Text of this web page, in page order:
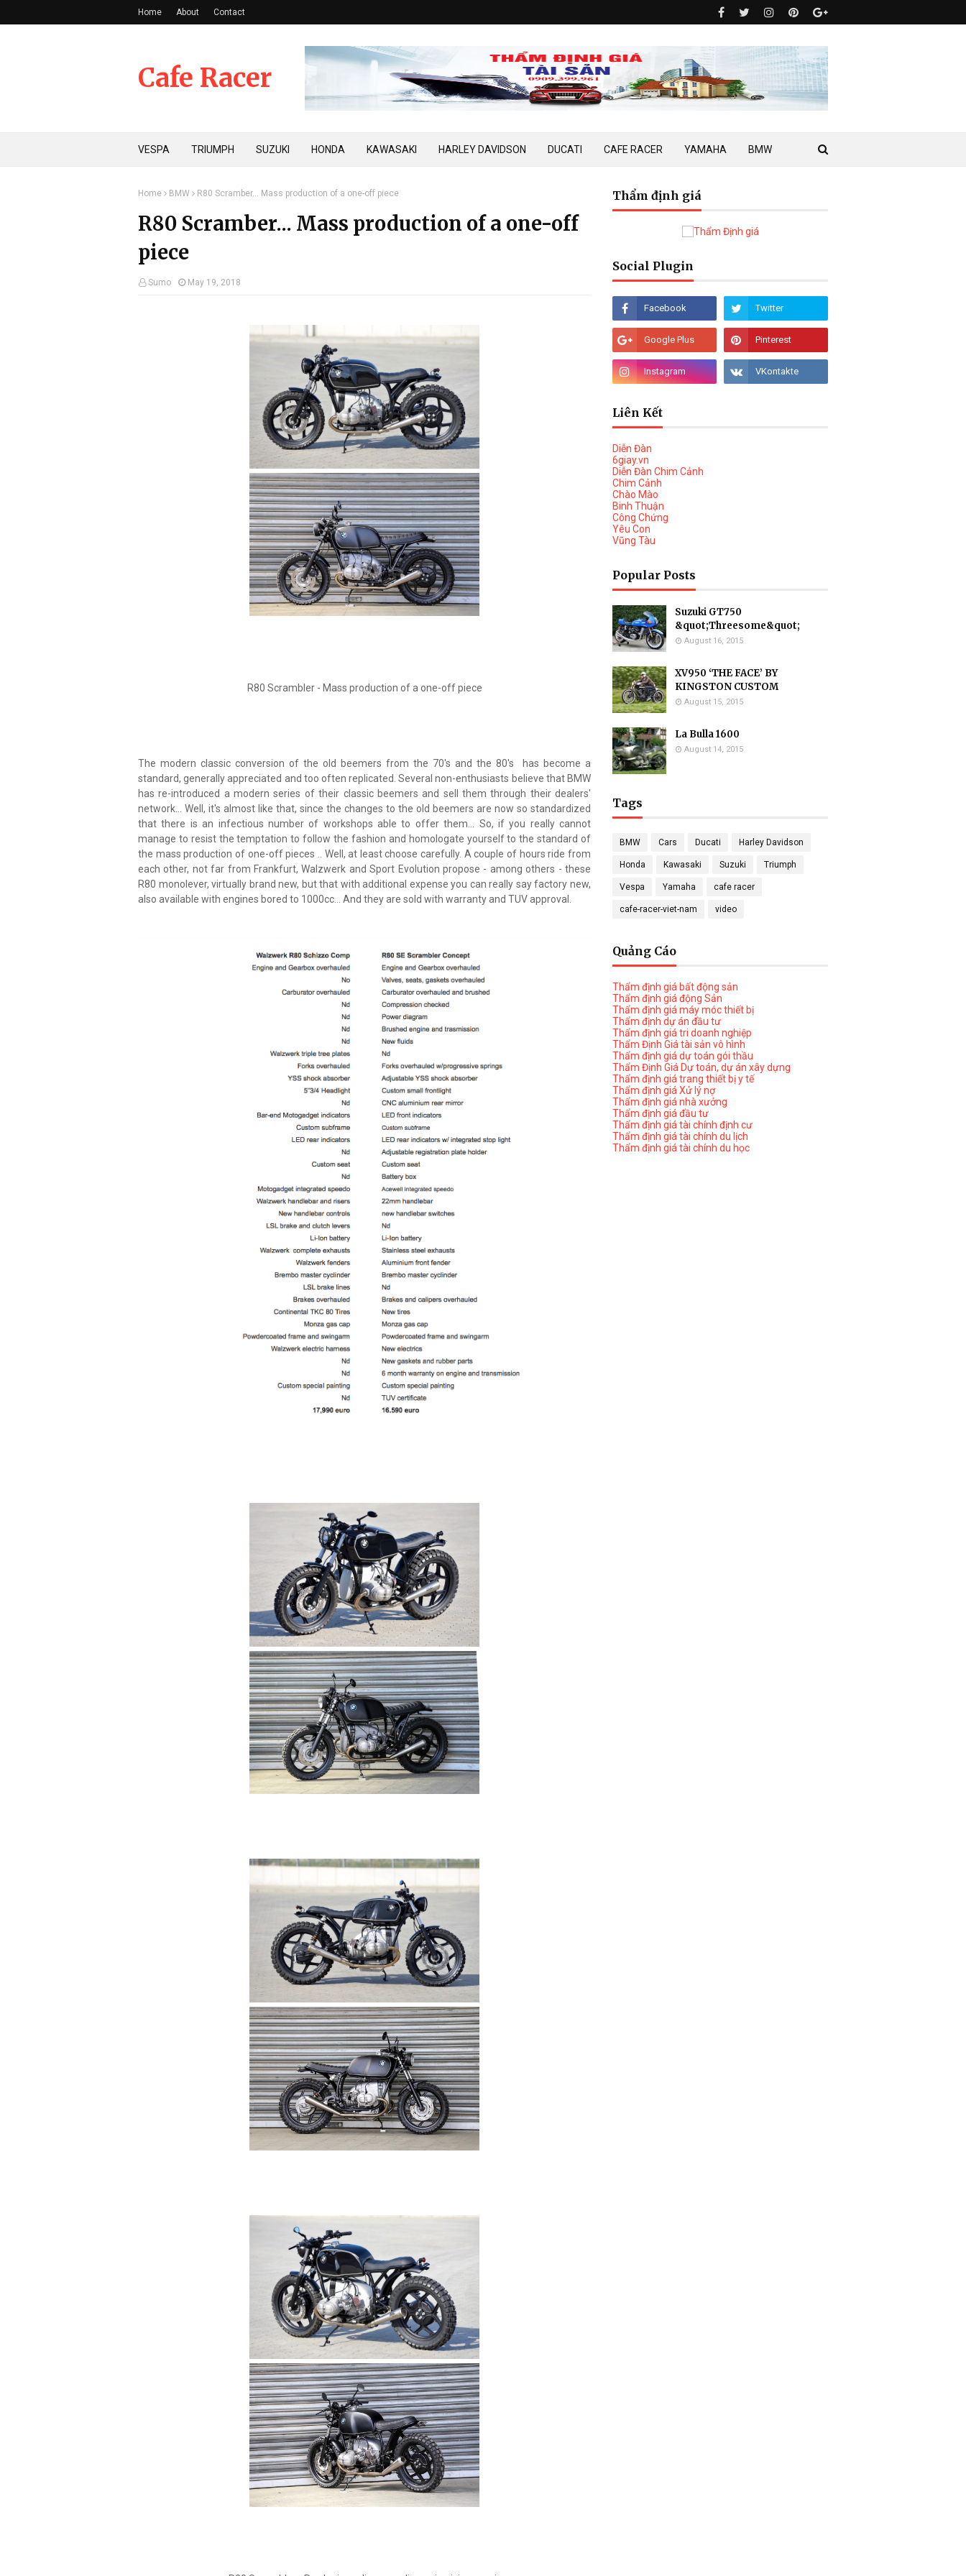
Home About Contact
Cafe Racer
VESPA TRIUMPH SUZUKI HONDA KAWASAKI HARLEY DAVIDSON DUCATI CAFE RACER YAMAHA BMW
Home BMW R80 Scramber... Mass production of a one-off piece
R80 Scramber... Mass production of a one-off
piece
Sumo May 19, 2018
R80 Scrambler - Mass production of a one-off piece
The modern classic conversion of the old beemers from the 70's and the 80's has become a
standard, generally appreciated and too often replicated. Several non-enthusiasts believe that BMW
has re-introduced a modern series of their classic beemers and sell them through their dealers'
network... Well, it's almost like that, since the changes to the old beemers are now so standardized
that there is an infectious number of workshops able to offer them... So, if you really cannot
manage to resist the temptation to follow the fashion and homologate yourself to the standard of
the mass production of one-off pieces .. Well, at least choose carefully. A couple of hours ride from
each other, not far from Frankfurt, Walzwerk and Sport Evolution propose - among others - these
R80 monolever, virtually brand new, but that with additional expense you can really say factory new,
also available with engines bored to 1000cc... And they are sold with warranty and TUV approval.
Thẩm định giá
Social Plugin
Liên Kết
Diễn Đàn
6giay.vn
Diễn Đàn Chim Cảnh
Chim Cảnh
Chào Mào
Binh Thuận
Công Chứng
Yêu Con
Vũng Tàu
Popular Posts
Suzuki GT750
&quot;Threesome&quot;
August 16, 2015
XV950 ‘THE FACE’ BY
KINGSTON CUSTOM
August 15, 2015
La Bulla 1600
August 14, 2015
Tags
BMW Cars Ducati Harley Davidson
Honda Kawasaki Suzuki Triumph
Vespa Yamaha cafe racer
cafe-racer-viet-nam video
Quảng Cáo
Thẩm định giá bất động sản
Thẩm định giá động Sản
Thẩm định giá máy móc thiết bị
Thẩm định dự án đầu tư
Thẩm định giá tri doanh nghiệp
Thẩm Định Giá tài sản vô hình
Thẩm định giá dự toán gói thầu
Thẩm Định Giá Dự toán, dự án xây dựng
Thẩm định giá trang thiết bị y tế
Thẩm định giá Xử lý nợ
Thẩm định giá nhà xưởng
Thẩm định giá đầu tư
Thẩm định giá tài chính định cư
Thẩm định giá tài chính du lịch
Thẩm định giá tài chính du học